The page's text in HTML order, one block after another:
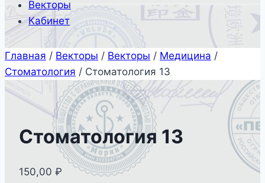
Векторы
Кабинет
Главная / Векторы / Векторы / Медицина /
Стоматология / Стоматология 13
Стоматология 13
150,00 ₽